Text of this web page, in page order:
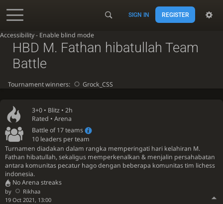
Accessibility - Enable blind mode
SIGN IN REGISTER
3+0 • Blitz • 2h
Rated • Arena
Battle of 17 teams
10 leaders per team
Turnamen diadakan dalam rangka memperingati hari kelahiran M.
Fathan hibatullah, sekaligus memperkenalkan & menjalin persahabatan
antara komunitas pecatur hago dengan beberapa komunitas tim lichess
indonesia.
No Arena streaks
by
Rikhaa
19 Oct 2021, 13:00
HBD M. Fathan hibatullah Team
Battle
Tournament winners: Grock_CSS